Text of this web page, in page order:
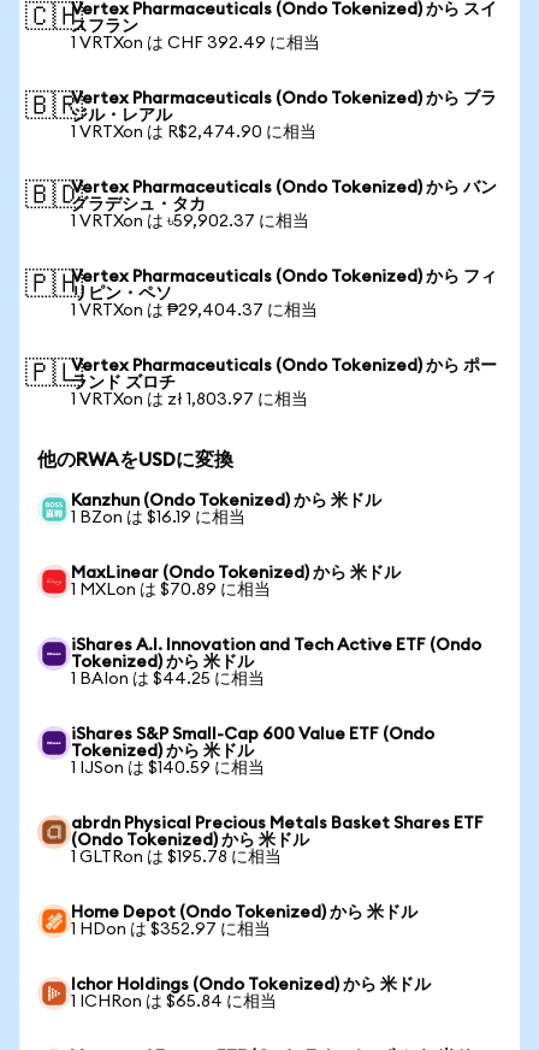
🇨🇭Vertex Pharmaceuticals (Ondo Tokenized) から スイ
スフラン
1 VRTXon は CHF 392.49 に相当
🇧🇷Vertex Pharmaceuticals (Ondo Tokenized) から ブラ
ジル・レアル
1 VRTXon は R$2,474.90 に相当
🇧🇩Vertex Pharmaceuticals (Ondo Tokenized) から バン
グラデシュ・タカ
1 VRTXon は ৳59,902.37 に相当
🇵🇭Vertex Pharmaceuticals (Ondo Tokenized) から フィ
リピン・ペソ
1 VRTXon は ₱29,404.37 に相当
🇵🇱Vertex Pharmaceuticals (Ondo Tokenized) から ポー
ランド ズロチ
1 VRTXon は zł 1,803.97 に相当
他のRWAをUSDに変換
Kanzhun (Ondo Tokenized) から 米ドル
1 BZon は $16.19 に相当
MaxLinear (Ondo Tokenized) から 米ドル
1 MXLon は $70.89 に相当
iShares A.I. Innovation and Tech Active ETF (Ondo
Tokenized) から 米ドル
1 BAIon は $44.25 に相当
iShares S&P Small-Cap 600 Value ETF (Ondo
Tokenized) から 米ドル
1 IJSon は $140.59 に相当
abrdn Physical Precious Metals Basket Shares ETF
(Ondo Tokenized) から 米ドル
1 GLTRon は $195.78 に相当
Home Depot (Ondo Tokenized) から 米ドル
1 HDon は $352.97 に相当
Ichor Holdings (Ondo Tokenized) から 米ドル
1 ICHRon は $65.84 に相当